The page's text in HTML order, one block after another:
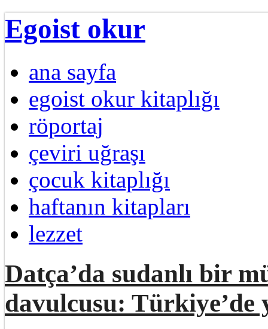
Egoist okur
ana sayfa
egoist okur kitaplığı
röportaj
çeviri uğraşı
çocuk kitaplığı
haftanın kitapları
lezzet
Datça’da sudanlı bir
davulcusu: Türkiye’de